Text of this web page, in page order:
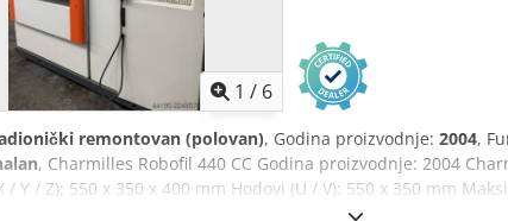
1 / 6
remontovan (polovan), Godina proizvodnje: 2004,
, Charmilles Robofil 440 CC Godina proizvodnje: 2004
/ Y / Z): 550 x 350 x 400 mm Hodovi (U / V): 550 x 350 mm
400 mm Integrisana zaštita od sudara (ICP) na svih 5 osa